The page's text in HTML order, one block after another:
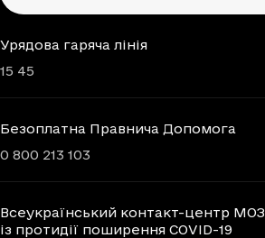
Урядова гаряча лінія
15 45
Безоплатна Правнича Допомога
0 800 213 103
Всеукраїнський контакт-центр МОЗ
із протидії поширення COVID-19